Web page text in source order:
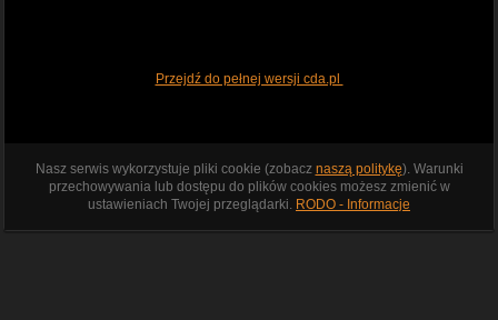
Przejdź do pełnej wersji cda.pl
Nasz serwis wykorzystuje pliki cookie (zobacz naszą politykę). Warunki
przechowywania lub dostępu do plików cookies możesz zmienić w
ustawieniach Twojej przeglądarki. RODO - Informacje